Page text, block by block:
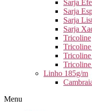
Sarja
Sarja
Sarja
Sarja
Tricoline
Linho 185g/m
Menu